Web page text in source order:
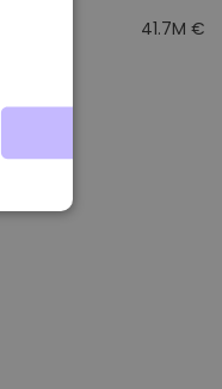
41.7M €